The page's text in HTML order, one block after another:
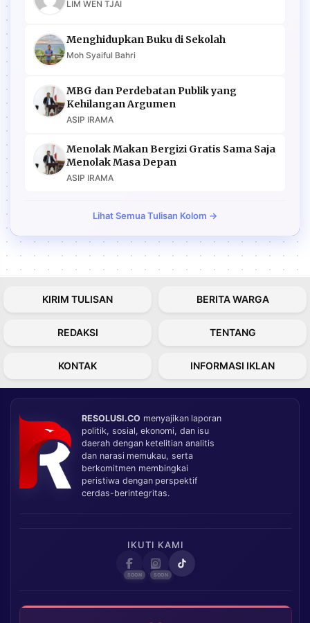
LIM WEN TJAI
Menghidupkan Buku di Sekolah
Moh Syaiful Bahri
MBG dan Perdebatan Publik yang
Kehilangan Argumen
ASIP IRAMA
Menolak Makan Bergizi Gratis Sama Saja
Menolak Masa Depan
ASIP IRAMA
Lihat Semua Tulisan Kolom →
KIRIM TULISAN BERITA WARGA
REDAKSI TENTANG
KONTAK INFORMASI IKLAN
RESOLUSI.CO menyajikan laporan
politik, sosial, ekonomi, dan isu
daerah dengan ketelitian analitis
dan narasi memukau, serta
berkomitmen membingkai
peristiwa dengan perspektif
cerdas-berintegritas.
IKUTI KAMI